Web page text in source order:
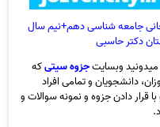
جامعه شناسی دهم+نیم سال
وبسایتجزوه سیتیکه
دانشجویان و تمامی افراد
دادن جزوه و نمونه سوالات و